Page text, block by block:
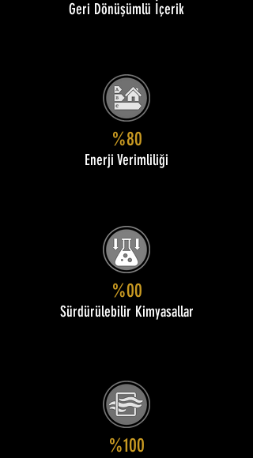
Geri Dönüşümlü İçerik
%80
Enerji Verimliliği
%00
Sürdürülebilir Kimyasallar
%100